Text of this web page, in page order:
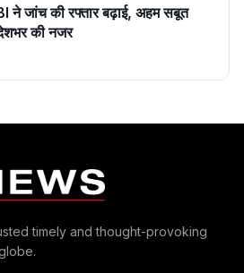
ने जांच की रफ्तार बढ़ाई, अहम सबूत
की नजर
timely and thought-provoking